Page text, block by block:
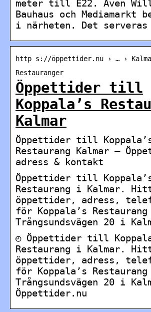
meter till E22. Även
Bauhaus och Mediamarkt
i närheten. Det serveras
http s://öppettider.nu › … ›
Restauranger
Öppettider till
Koppala’s
Kalmar
Öppettider till
Restaurang Kalmar –
adress & kontakt
Öppettider till
Restaurang i Kalmar.
öppettider, adress,
för Koppala’s Restaurang
Trångsundsvägen 20 i
◴ Öppettider till
Restaurang i Kalmar.
öppettider, adress,
för Koppala’s Restaurang
Trångsundsvägen 20 i
Öppettider.nu